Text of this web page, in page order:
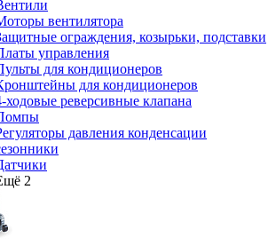
вентилятора
ограждения, козырьки, подставки
управления
для кондиционеров
для кондиционеров
ходовые реверсивные клапана
давления конденсации
2